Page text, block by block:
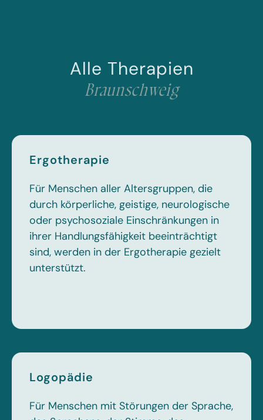
Alle Therapien
Braunschweig
Ergotherapie
Für Menschen aller Altersgruppen, die
durch körperliche, geistige, neurologische
oder psychosoziale Einschränkungen in
ihrer Handlungsfähigkeit beeinträchtigt
sind, werden in der Ergotherapie gezielt
unterstützt.
Logopädie
Für Menschen mit Störungen der Sprache,